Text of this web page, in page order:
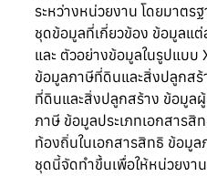
ระหว่างหน่วยงาน โดยมาตร
ชุดข้อมูลที่เกี่ยวข้อง ข้อมูลแต่
และ ตัวอย่างข้อมูลในรูปแบบ
ข้อมูลภาษีที่ดินและสิ่งปลูกสร้
ที่ดินและสิ่งปลูกสร้าง ข้อมูล
ภาษี ข้อมูลประเภทเอกสาร
ท้องถิ่นในเอกสารสิทธิ ข้อมู
ชุดนี้จัดทำขึ้นเพื่อให้หน่วยงา